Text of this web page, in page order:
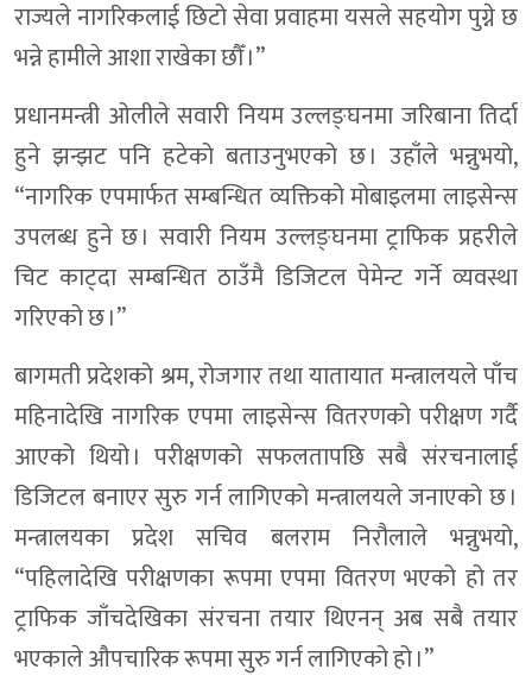
राज्यले नागरिकलाई छिटो सेवा प्रवाहमा यसले सहयोग पुग्ने छ
भन्ने हामीले आशा राखेका छौँ ।”
प्रधानमन्त्री ओलीले सवारी नियम उल्लङ्घनमा जरिबाना तिर्दा
हुने झन्झट पनि हटेको बताउनुभएको छ । उहाँले भन्नुभयो,
“नागरिक एपमार्फत सम्बन्धित व्यक्तिको मोबाइलमा लाइसेन्स
उपलब्ध हुने छ । सवारी नियम उल्लङ्घनमा ट्राफिक प्रहरीले
चिट काट्दा सम्बन्धित ठाउँमै डिजिटल पेमेन्ट गर्ने व्यवस्था
गरिएको छ ।”
बागमती प्रदेशको श्रम, रोजगार तथा यातायात मन्त्रालयले पाँच
महिनादेखि नागरिक एपमा लाइसेन्स वितरणको परीक्षण गर्दै
आएको थियो । परीक्षणको सफलतापछि सबै संरचनालाई
डिजिटल बनाएर सुरु गर्न लागिएको मन्त्रालयले जनाएको छ ।
मन्त्रालयका प्रदेश सचिव बलराम निरौलाले भन्नुभयो,
“पहिलादेखि परीक्षणका रूपमा एपमा वितरण भएको हो तर
ट्राफिक जाँचदेखिका संरचना तयार थिएनन् अब सबै तयार
भएकाले औपचारिक रूपमा सुरु गर्न लागिएको हो ।”